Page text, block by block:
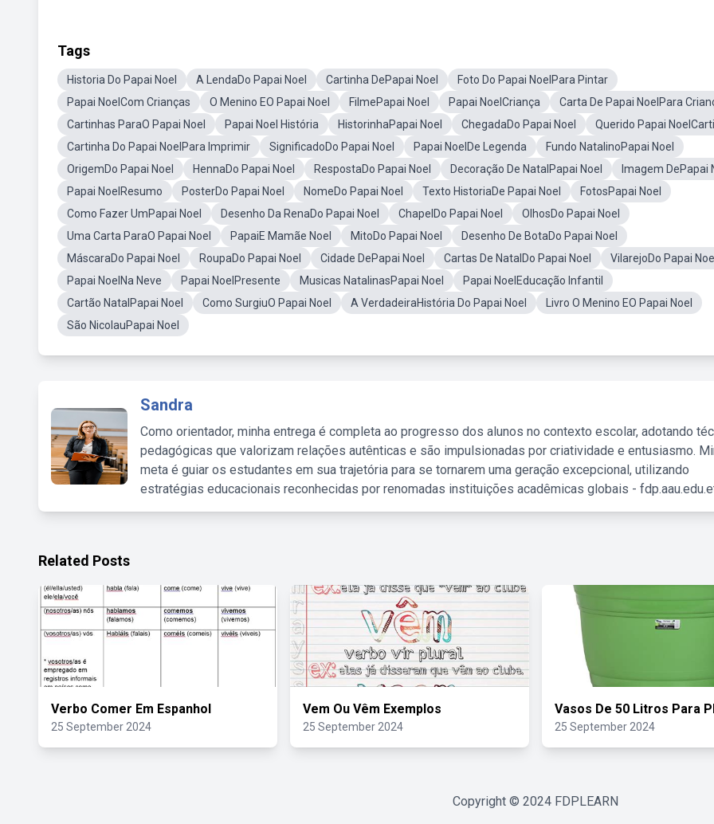
Tags
Historia Do Papai Noel A LendaDo Papai Noel Cartinha DePapai Noel
Foto Do Papai NoelPara Pintar
Papai NoelCom Crianças
O Menino EO Papai Noel FilmePapai Noel Papai NoelCriança
Carta De Papai NoelPara
Cartinhas ParaO Papai Noel
Papai Noel História HistorinhaPapai Noel ChegadaDo Papai Noel
Querido Papai
Cartinha Do Papai NoelPara Imprimir
SignificadoDo Papai Noel Papai NoelDe Legenda
Fundo NatalinoPapai Noel
OrigemDo Papai Noel
HennaDo Papai Noel RespostaDo Papai Noel Decoração De NatalPapai Noel
Imagem DePapai
Papai NoelResumo
PosterDo Papai Noel NomeDo Papai Noel Texto HistoriaDe Papai Noel
FotosPapai Noel
Como Fazer UmPapai Noel
Desenho Da RenaDo Papai Noel ChapelDo Papai Noel
OlhosDo Papai Noel
Uma Carta ParaO Papai Noel
PapaiE Mamãe Noel MitoDo Papai Noel
Desenho De BotaDo Papai Noel
MáscaraDo Papai Noel
RoupaDo Papai Noel Cidade DePapai Noel Cartas De NatalDo Papai Noel
VilarejoDo Papai Noel
Papai NoelNa Neve
Papai NoelPresente Musicas NatalinasPapai Noel
Papai NoelEducação Infantil
Cartão NatalPapai Noel
Como SurgiuO Papai Noel A VerdadeiraHistória Do Papai Noel
Livro O Menino EO Papai Noel
São NicolauPapai Noel
Sandra
Como orientador, minha entrega é completa ao progresso dos alunos no contexto escolar, adotando
pedagógicas que valorizam relações autênticas e são impulsionadas por criatividade e entusiasmo.
meta é guiar os estudantes em sua trajetória para se tornarem uma geração excepcional, utilizando
estratégias educacionais reconhecidas por renomadas instituições acadêmicas globais -
Related Posts
Verbo Comer Em Espanhol
25 September 2024
Vem Ou Vêm Exemplos
25 September 2024
Vasos De 50 Litros Para
25 September 2024
Copyright © 2024 FDPLEARN